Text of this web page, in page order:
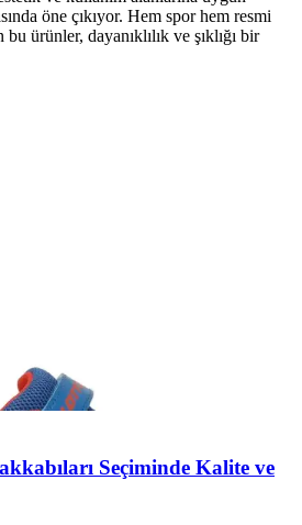
öne çıkıyor. Hem spor hem resmi
ürünler, dayanıklılık ve şıklığı bir
Seçiminde Kalite ve